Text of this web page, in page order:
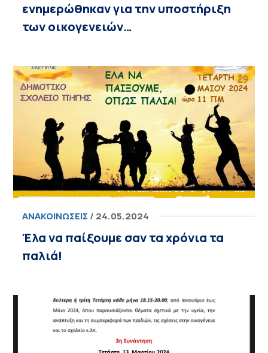
ενημερώθηκαν για την υποστήριξη
των οικογενειών…
ΑΝΑΚΟΙΝΏΣΕΙΣ / 24.05.2024
Έλα να παίξουμε σαν τα χρόνια τα
παλιά!